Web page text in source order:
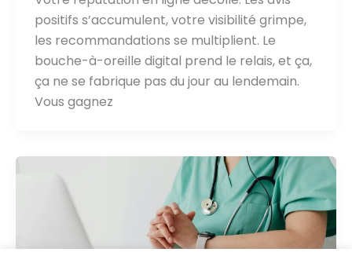
positifs s’accumulent, votre visibilité grimpe,
les recommandations se multiplient. Le
bouche-à-oreille digital prend le relais, et ça,
ça ne se fabrique pas du jour au lendemain.
Vous gagnez